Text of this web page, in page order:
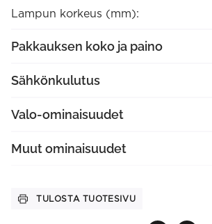
Lampun korkeus (mm):
Pakkauksen koko ja paino
Sähkönkulutus
Valo-ominaisuudet
Muut ominaisuudet
TULOSTA TUOTESIVU